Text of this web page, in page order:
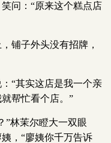
问：“原来这个糕点店
铺子外头没有招牌，
“其实这店是我一个亲
帮忙看个店。”
”林茉尔瞪大一双眼
，“廖姨你千万告诉